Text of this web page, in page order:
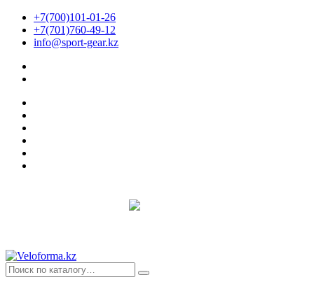
+7(700)101-01-26
+7(701)760-49-12
info@sport-gear.kz